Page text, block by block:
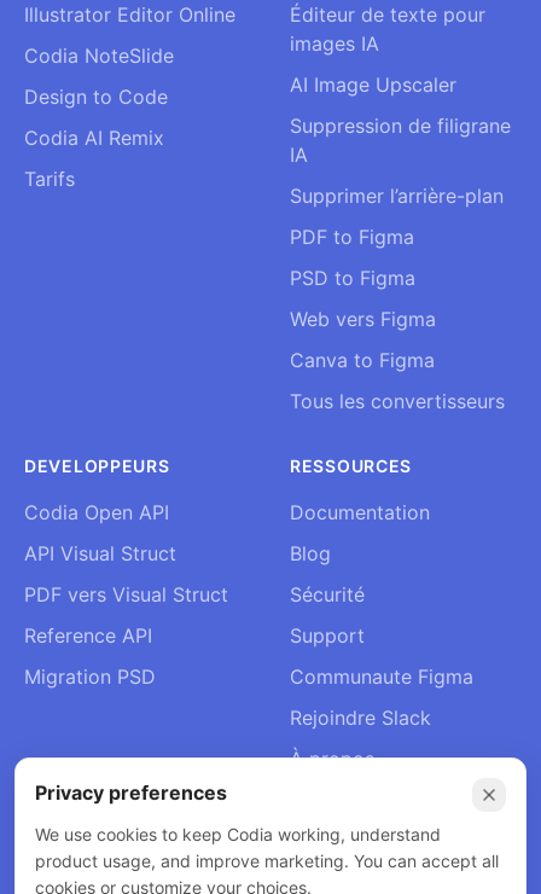
Illustrator Editor Online
Codia NoteSlide
Design to Code
Codia AI Remix
Tarifs
Éditeur de texte pour
images IA
AI Image Upscaler
Suppression de filigrane
IA
Supprimer l’arrière-plan
PDF to Figma
PSD to Figma
Web vers Figma
Canva to Figma
Tous les convertisseurs
DEVELOPPEURS
Codia Open API
API Visual Struct
PDF vers Visual Struct
Reference API
Migration PSD
RESSOURCES
Documentation
Blog
Sécurité
Support
Communaute Figma
Rejoindre Slack
À propos
Privacy preferences
We use cookies to keep Codia working, understand
product usage, and improve marketing. You can accept all
cookies or customize your choices.